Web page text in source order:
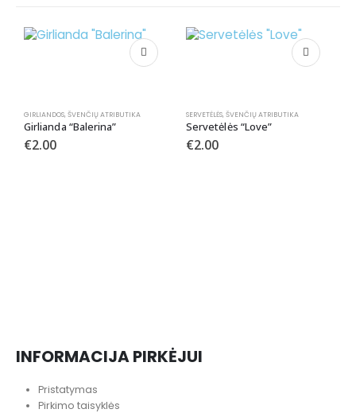
GIRLIANDOS, ŠVENČIŲ ATRIBUTIKA
Girlianda “Balerina”
€2.00
SERVETĖLĖS, ŠVENČIŲ ATRIBUTIKA
Servetėlės “Love”
€2.00
INFORMACIJA PIRKĖJUI
Pristatymas
Pirkimo taisyklės